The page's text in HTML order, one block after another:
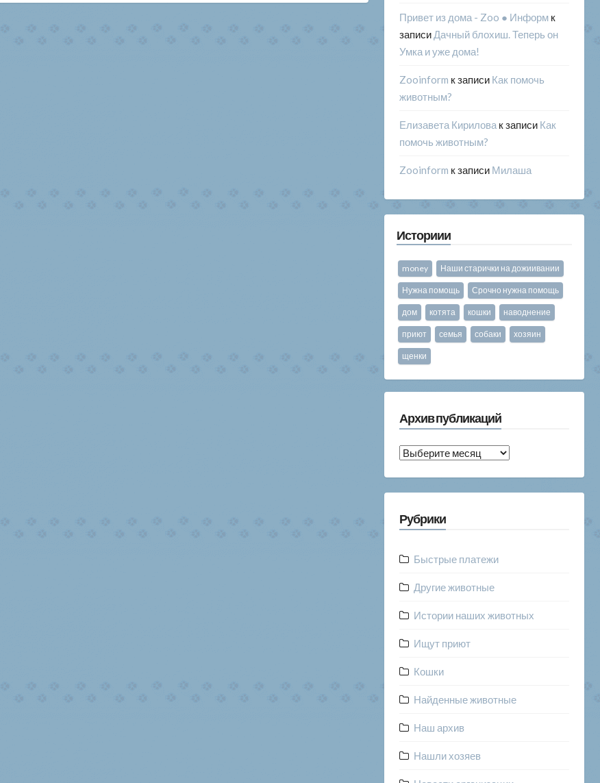
Привет из дома - Zoo ● Информ к
записи Дачный блохиш. Теперь он
Умка и уже дома!
Zooinform к записи Как помочь
животным?
Елизавета Кирилова к записи Как
помочь животным?
Zooinform к записи Милаша
Историии
money Наши старички на дожиивании
Нужна помощь Срочно нужна помощь
дом котята кошки наводнение
приют семья собаки хозяин
щенки
Архив публикаций
Архив
Рубрики
Быстрые платежи
Другие животные
Истории наших животных
Ищут приют
Кошки
Найденные животные
Наш архив
Нашли хозяев